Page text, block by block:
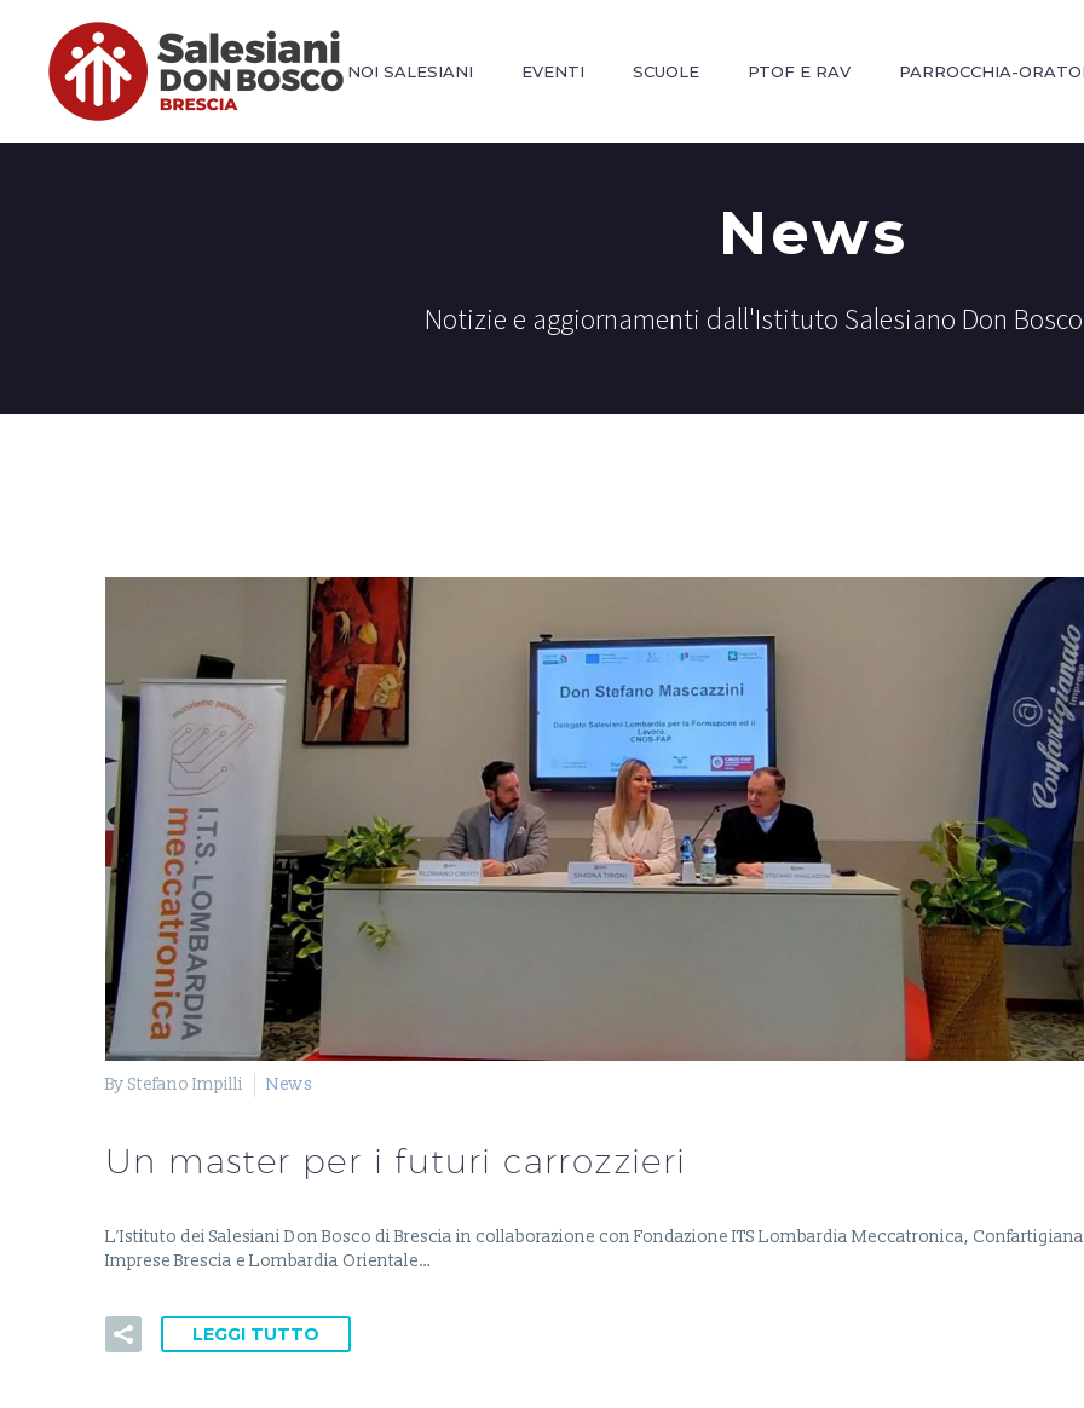
NOI SALESIANI EVENTI SCUOLE PTOF E RAV PARROCCHIA-
News
Notizie e aggiornamenti dall'Istituto Salesiano Don
By Stefano Impilli News
Un master per i futuri carrozzieri
L’Istituto dei Salesiani Don Bosco di Brescia in collaborazione con Fondazione ITS Lombardia Meccatronica,
Imprese Brescia e Lombardia Orientale…
LEGGI TUTTO